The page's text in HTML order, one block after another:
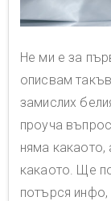
Не ми е за
описвам
замислих
проуча
няма какаото,
какаото. Ще
потърся